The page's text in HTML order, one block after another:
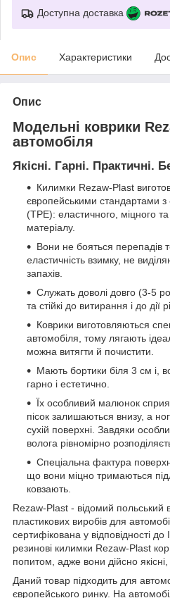
Доступна доставка
Опис Характеристики
Опис
Модельні коврики
автомобіля
Якісні. Гарні. Практичні.
Килимки Rezaw-Plast
європейськими стандартами з
(ТРЕ): еластичного, міцного та
матеріалу.
Вони не бояться перепадів
еластичність взимку, не
запахів.
Служать доволі довго (3-5
та стійкі до витирання і до дії
Коврики виготовляються
автомобіля, тому лягають
можна витягти й почистити.
Мають бортики біля 3 см і,
гарно і естетично.
Їх особливий малюнок
пісок залишаються внизу, а
сухій поверхні. Завдяки
волога рівномірно
Спеціальна фактура
що вони міцно тримаються
ковзають.
Rezaw-Plast - відомий польський
пластикових виробів для
сертифікована у відповідності
резинові килимки Rezaw-Plast
попитом, адже вони дійсно якісні,
Даний товар підходить для
європейського ринку. На